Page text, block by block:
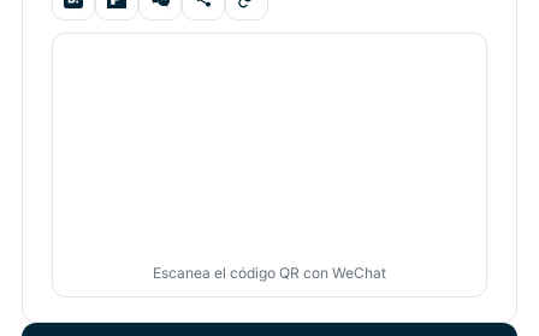
Escanea el código QR con WeChat